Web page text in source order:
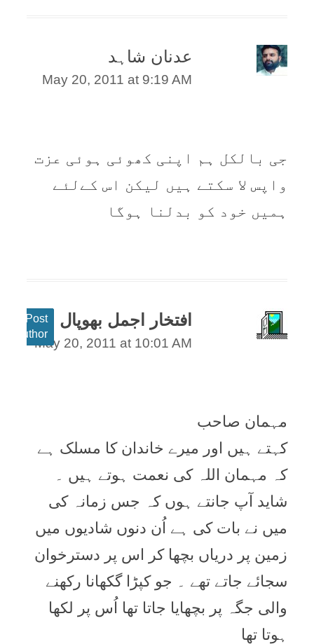
عدنان شاہد
May 20, 2011 at 9:19 AM
جی بالکل ہم اپنی کھوئی ہوئی عزت
واپس لا سکتے ہیں لیکن اس کےلئے
ہمیں خود کو بدلنا ہوگا
افتخار اجمل بھوپال
Post
author
May 20, 2011 at 10:01 AM
مہمان صاحب
کہتے ہيں اور ميرے خاندان کا مسلک ہے
کہ مہمان اللہ کی نعمت ہوتے ہيں ۔
شايد آپ جانتے ہوں کہ جس زمانہ کی
ميں نے بات کی ہے اُن دنوں شاديوں ميں
زمين پر درياں بچھا کر اس پر دسترخوان
سجائے جاتے تھے ۔ جو کپڑا گکھانا رکھنے
والی جگہ پر بچھايا جاتا تھا اُس پر لکھا
ہوتا تھا